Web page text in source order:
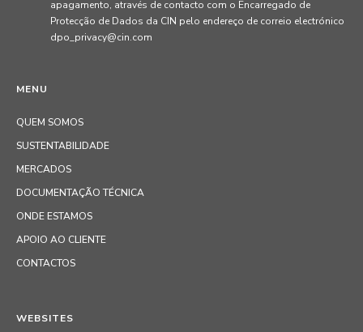
MENU
QUEM SOMOS
SUSTENTABILIDADE
MERCADOS
DOCUMENTAÇÃO TÉCNICA
ONDE ESTAMOS
APOIO AO CLIENTE
CONTACTOS
apagamento, através de contacto com o Encarregado de
Protecção de Dados da CIN pelo endereço de correio electrónico
dpo_privacy@cin.com
WEBSITES